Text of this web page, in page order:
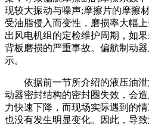
现较大振动与噪声;摩擦片的摩擦
受油脂侵入而变性，磨损率大幅
出风电机组的定检维护周期，如
背板磨损的严重事故。偏航制动
示。
依据前一节所介绍的液压油泄
动器密封结构的密封圈失效，会
力快速下降，而现场实际遇到的
也没有发生明显变化。因此，导